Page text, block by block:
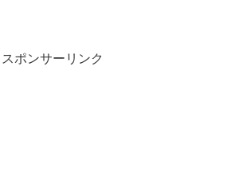
スポンサーリンク